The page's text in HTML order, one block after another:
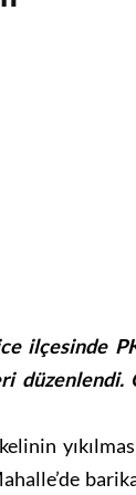
ilçesinde
düzenlendi.